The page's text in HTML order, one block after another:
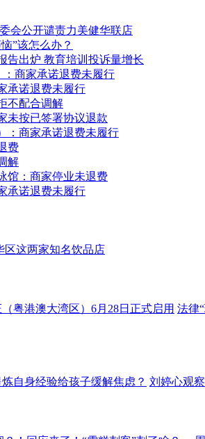
会公开谴责力美健华联店
”该怎么办？
告出炉 教育培训投诉量增长
商家承诺退费未履行
承诺退费未履行
不配合调解
未按已签署协议退款
：商家承诺退费未履行
费
解
馆：商家停业未退费
承诺退费未履行
区这两家知名饮品店
粤港澳大湾区）6月28日正式启用 法律
自身经验给孩子缓解焦虑？ 刘婷心观